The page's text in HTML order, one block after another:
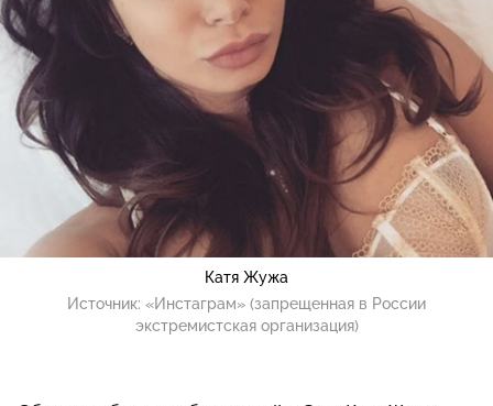
Катя Жужа
Источник: «Инстаграм» (запрещенная в России
экстремистская организация)